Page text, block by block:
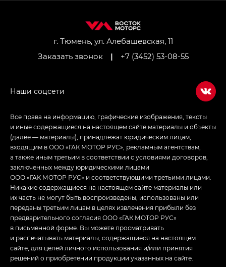
г. Тюмень, ул. Алебашевская, 11
Заказать звонок
| +7 (3452) 53-08-55
Все права на информацию, графические изображения, тексты
и иные содержащиеся на настоящем сайте материалы и объекты
(далее — материалы), принадлежат юридическим лицам,
входящим в ООО «ГАК МОТОР РУС», рекламным агентствам,
а также иным третьим в соответствии с условиями договоров,
заключенных между юридическими лицами
ООО «ГАК МОТОР РУС» и соответствующими третьими лицами.
Никакие содержащиеся на настоящем сайте материалы или
их часть не могут быть воспроизведены, использованы или
переданы третьим лицам в целях извлечения прибыли без
предварительного согласия ООО «ГАК МОТОР РУС»
в письменной форме. Вы можете просматривать
и распечатывать материалы, содержащиеся на настоящем
сайте, для целей личного использования и/или принятия
решений о приобретении продукции указанных на сайте.